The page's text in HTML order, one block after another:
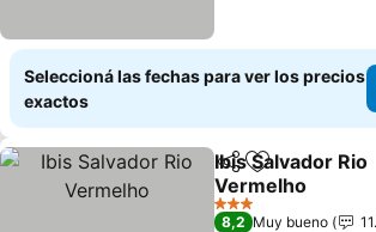
Seleccioná las fechas para ver los precios
exactos
Compartir
Añadir a
Ibis Salvador Rio
Vermelho
Ver precios
3 Estrellas
8,2 Muy bueno